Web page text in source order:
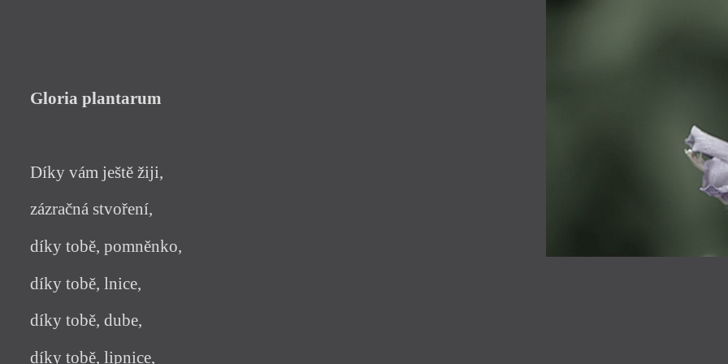
Gloria plantarum
Díky vám ještě žiji,
zázračná stvoření,
díky tobě, pomněnko,
díky tobě, lnice,
díky tobě, dube,
díky tobě, lipnice,